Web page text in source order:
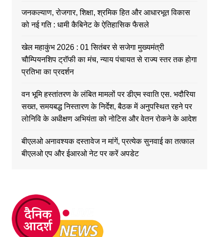
जनकल्याण, रोजगार, शिक्षा, श्रमिक हित और आधारभूत विकास
को नई गति : धामी कैबिनेट के ऐतिहासिक फैसले
खेल महाकुंभ 2026 : 01 सितंबर से सजेगा मुख्यमंत्री
चौम्पियनशिप ट्रॉफी का मंच, न्याय पंचायत से राज्य स्तर तक होगा
प्रतिभा का प्रदर्शन
वन भूमि हस्तांतरण के लंबित मामलों पर डीएम स्वाति एस. भदौरिया
सख्त, समयबद्ध निस्तारण के निर्देश, बैठक में अनुपस्थित रहने पर
लोनिवि के अधीक्षण अभियंता को नोटिस और वेतन रोकने के आदेश
बीएलओ अनावश्यक दस्तावेज न मांगें, प्रत्येक सुनवाई का तत्काल
बीएलओ एप और ईआरओ नेट पर करें अपडेट